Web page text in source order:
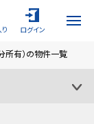
ログイン
所有）の物件一覧